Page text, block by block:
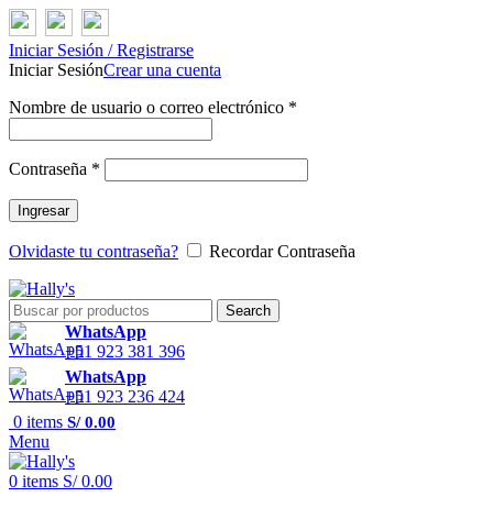
Iniciar Sesión / Registrarse
Iniciar SesiónCrear una cuenta
Nombre de usuario o correo electrónico *
Contraseña *
Ingresar
Olvidaste tu contraseña? Recordar Contraseña
Search
WhatsApp
+51 923 381 396
WhatsApp
+51 923 236 424
0 items S/0.00
Menu
0 items S/0.00